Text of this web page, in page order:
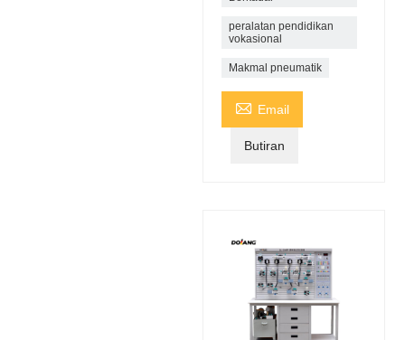
peralatan pendidikan
vokasional
Makmal pneumatik
 Email
Butiran